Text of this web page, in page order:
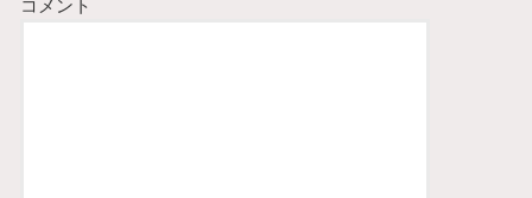
コメント